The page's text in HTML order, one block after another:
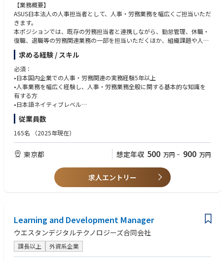
【業務概要】
ASUS日本法人の人事担当者として、人事・労務業務を幅広くご担当いただ
きます。
本ポジションでは、既存の労務担当者と連携しながら、勤怠管理、休職・
復職、退職等の労務関連業務の一部を担当いただくほか、組織課題や人事
課題の分析、人員配置・組織体制の検討、人事施策の企画・実行など、幅
広い人事業務に携わっていただきます。
また、経営層や各部門責任者と連携し、組織戦略や人材戦略の観点から、
組織・人員に関する課題を整理し、改善施策の企画・実行を推進していた
だきます。PIP（Performance Improvement Plan）や組織改編、人員最適
化等の人事施策にも関わり、事業成長を支える戦略人事としてご活躍いた
だくことを期待しています。
して主体的に取り組み、幅広い人事経験を積むことができるポジションで
す。
人事業務全般・HR企画
•組織および人事課題の分析、課題解決に向けた施策の企画・実行
•経営層および各部門責任者との連携による人事課題の解決支援
労務管理
•既存の労務担当者と連携した労務関連業務の一部担当
•勤怠管理、休職・復職、退職等に関する各種対応
•従業員からの労務関連相談への対応および関係部署との調整
•労務関連業務における課題の把握および業務改善の推進
求める経験 / スキル
必須：
•日本国内企業での人事・労務関連の実務経験5年以上
•人事業務を幅広く経験し、人事・労務業務全般に関する基本的な知識を
有する方
•日本語ネイティブレベル
•英語ビジネス会話可能なレベル もしくは 中国語ビジネスレベル＋英語日
常会話レベル（読み書き聞き取り）
•組織人事、人事企画またはHRBPとしての実務経験
•PIP（Performance Improvement Plan）、人員最適化に関する実務経験
•外資系企業またはグローバル企業での人事経験
従業員数
165名 （2025年現在）
東京都 想定年収 500 万円 ~ 900 万円
求人エントリー
Learning and Development Manager
ウエスタンデジタルテクノロジーズ合同会社
課長以上 外資系企業